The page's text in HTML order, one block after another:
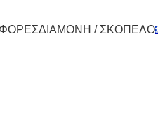
ΔΙΑΜΟΝΗ / ΣΚΟΠΕΛΟ